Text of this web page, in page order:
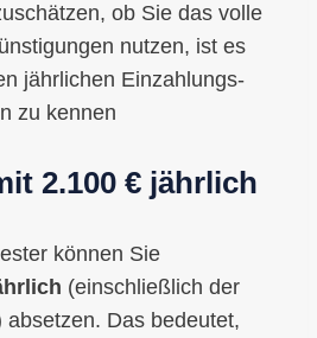
ob Sie das volle
nutzen, ist es
jährlichen Einzahlungs-
zu kennen
2.100 € jährlich
können Sie
(einschließlich der
Das bedeutet,